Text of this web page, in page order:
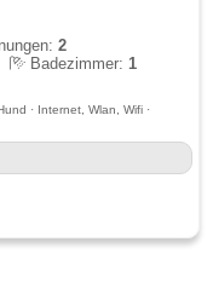
2
Badezimmer:1
· Internet, Wlan, Wifi ·